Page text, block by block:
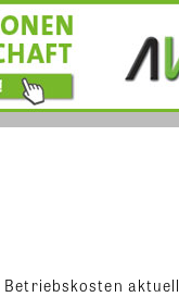
Betriebskosten aktuell